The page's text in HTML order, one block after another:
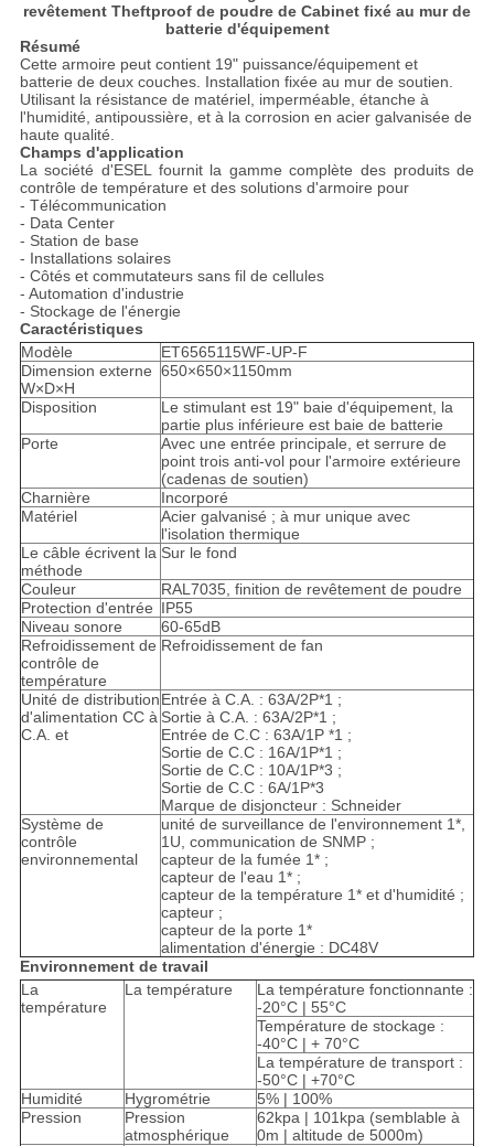
revêtement Theftproof de poudre de Cabinet fixé au mur de
batterie d'équipement
Résumé
Cette armoire peut contient 19" puissance/équipement et
batterie de deux couches. Installation fixée au mur de soutien.
Utilisant la résistance de matériel, imperméable, étanche à
l'humidité, antipoussière, et à la corrosion en acier galvanisée de
haute qualité.
Champs d'application
La société d'ESEL fournit la gamme complète des produits de
contrôle de température et des solutions d'armoire pour
- Télécommunication
- Data Center
- Station de base
- Installations solaires
- Côtés et commutateurs sans fil de cellules
- Automation d'industrie
- Stockage de l'énergie
Caractéristiques
Modèle
ET6565115WF-UP-F
Dimension externe
W×D×H
650×650×1150mm
Disposition
Le stimulant est 19" baie d'équipement, la
partie plus inférieure est baie de batterie
Porte
Avec une entrée principale, et serrure de
point trois anti-vol pour l'armoire extérieure
(cadenas de soutien)
Charnière
Incorporé
Matériel
Acier galvanisé ; à mur unique avec
l'isolation thermique
Le câble écrivent la
méthode
Sur le fond
Couleur
RAL7035, finition de revêtement de poudre
Protection d'entrée IP55
Niveau sonore
60-65dB
Refroidissement de
contrôle de
température
Refroidissement de fan
Unité de distribution
d'alimentation CC à
C.A. et
Entrée à C.A. : 63A/2P*1 ;
Sortie à C.A. : 63A/2P*1 ;
Entrée de C.C : 63A/1P *1 ;
Sortie de C.C : 16A/1P*1 ;
Sortie de C.C : 10A/1P*3 ;
Sortie de C.C : 6A/1P*3
Marque de disjoncteur : Schneider
Système de
contrôle
environnemental
unité de surveillance de l'environnement 1*,
1U, communication de SNMP ;
capteur de la fumée 1* ;
capteur de l'eau 1* ;
capteur de la température 1* et d'humidité ;
capteur ;
capteur de la porte 1*
alimentation d'énergie : DC48V
Environnement de travail
La
température
La température
La température fonctionnante :
-20°C | 55°C
Température de stockage :
-40°C | + 70°C
La température de transport :
-50°C | +70°C
Humidité
Hygrométrie
5% | 100%
Pression
Pression
atmosphérique
62kpa | 101kpa (semblable à
0m | altitude de 5000m)